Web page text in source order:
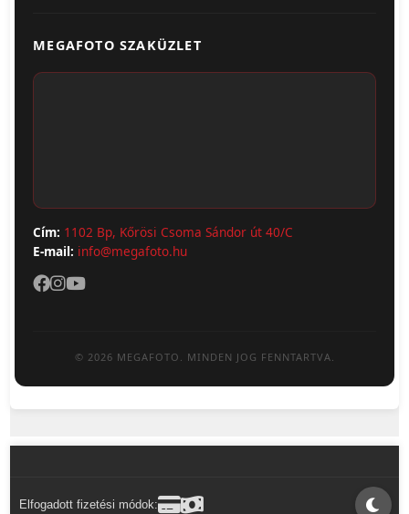
Poszter & Falikép
Fotónaptár
Szállítás & Fizetés
MEGAFOTO SZAKÜZLET
Cím: 1102 Bp, Kőrösi Csoma Sándor út 40/C
E-mail: info@megafoto.hu
© 2026 MEGAFOTO. MINDEN JOG FENNTARTVA.
Elfogadott fizetési módok: